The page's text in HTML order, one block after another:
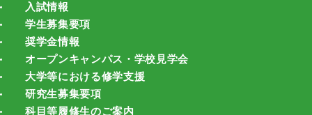
入試情報
学生募集要項
奨学金情報
オープンキャンパス・学校見学会
大学等における修学支援
研究生募集要項
科目等履修生のご案内